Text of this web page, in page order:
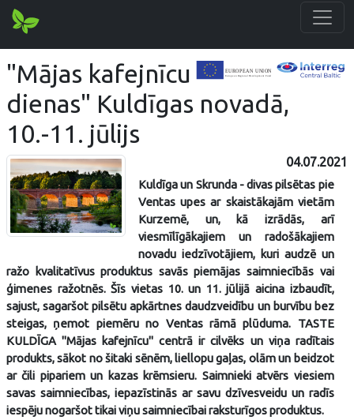
"Mājas kafejnīcu
dienas" Kuldīgas novadā,
10.-11. jūlijs
04.07.2021
Kuldīga un Skrunda - divas pilsētas pie
Ventas upes ar skaistākajām vietām
Kurzemē, un, kā izrādās, arī
viesmīlīgākajiem un radošākajiem
novadu iedzīvotājiem, kuri audzē un
ražo kvalitatīvus produktus savās piemājas saimniecībās vai
ģimenes ražotnēs. Šīs vietas 10. un 11. jūlijā aicina izbaudīt,
sajust, sagaršot pilsētu apkārtnes daudzveidību un burvību bez
steigas, ņemot piemēru no Ventas rāmā plūduma. TASTE
KULDĪGA "Mājas kafejnīcu" centrā ir cilvēks un viņa radītais
produkts, sākot no šitaki sēnēm, liellopu gaļas, olām un beidzot
ar čili pipariem un kazas krēmsieru. Saimnieki atvērs viesiem
savas saimniecības, iepazīstinās ar savu dzīvesveidu un radīs
iespēju nogaršot tikai viņu saimniecībai raksturīgos produktus.